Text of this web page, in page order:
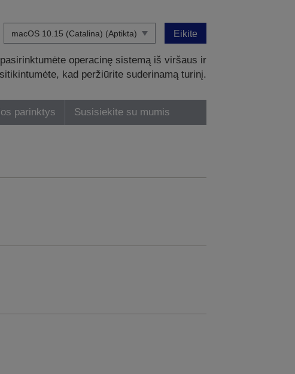
Eikite
operacinę sistemą iš viršaus ir
kad peržiūrite suderinamą turinį.
parinktys Susisiekite su mumis